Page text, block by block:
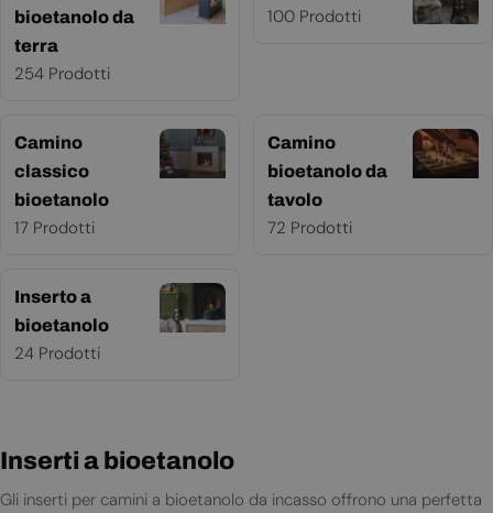
bioetanolo da
terra
254 Prodotti
100 Prodotti
Camino
classico
bioetanolo
17 Prodotti
Camino
bioetanolo da
tavolo
72 Prodotti
Inserto a
bioetanolo
24 Prodotti
Inserti a bioetanolo
Gli inserti per camini a bioetanolo da incasso offrono una perfetta